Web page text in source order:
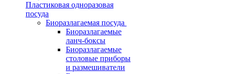
Пластиковая одноразовая
посуда
Биоразлагаемая посуда
Биоразлагаемые
ланч-боксы
Биоразлагаемые
столовые приборы
и размешиватели